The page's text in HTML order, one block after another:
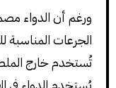
ورغم أن الدواء
الجرعات المناسبة
تُستخدم خارج